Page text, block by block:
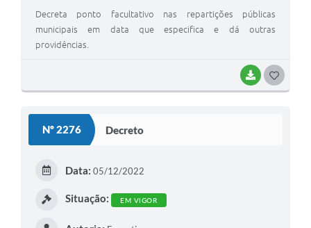
BAIXAR
Decreta ponto facultativo nas repartições públicas
municipais em data que especifica e dá outras
providências.
Nº 2276 Decreto
Data: 05/12/2022
Situação: EM VIGOR